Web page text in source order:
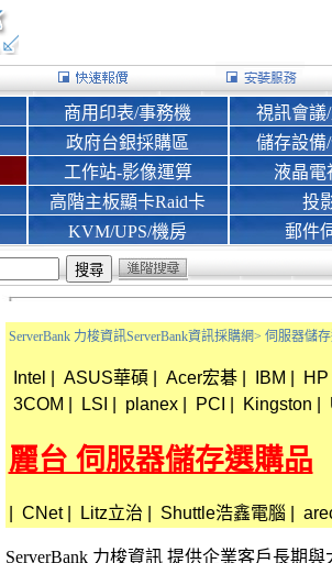
商用印表/事務機
政府台銀採購區
工作站-影像運算
高階主板顯卡Raid卡
KVM/UPS/機房
視訊會議
儲存設備
液晶電
投
郵件
ServerBank 力梭資訊ServerBank資訊採購網> 伺服器儲
Intel ASUS華碩 Acer宏碁 IBM HP
3COM
LSI planex PCI Kingston
麗台 伺服器儲存選購品
CNet Litz立治 Shuttle浩鑫電腦
ServerBank 力梭資訊 提供企業客戶長期與